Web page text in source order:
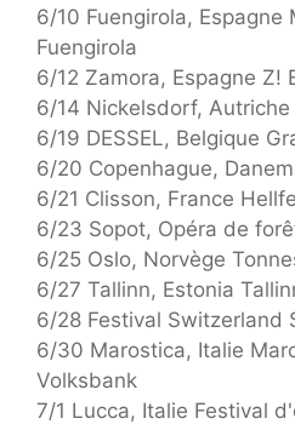
6/10 Fuengirola, Espagne
Fuengirola
6/12 Zamora, Espagne Z!
6/14 Nickelsdorf, Autriche
6/19 DESSEL, Belgique
6/20 Copenhague,
6/21 Clisson, France
6/23 Sopot, Opéra de
6/25 Oslo, Norvège
6/27 Tallinn, Estonia
6/28 Festival Switzerland
6/30 Marostica, Italie
Volksbank
7/1 Lucca, Italie Festival